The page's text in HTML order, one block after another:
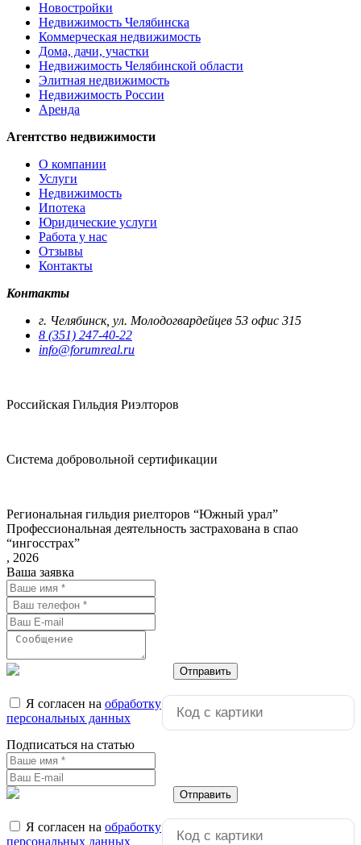
Новостройки
Недвижимость Челябинска
Коммерческая недвижимость
Дома, дачи, участки
Недвижимость Челябинской области
Элитная недвижимость
Недвижимость России
Аренда
Агентство недвижимости
О компании
Услуги
Недвижимость
Ипотека
Юридические услуги
Работа у нас
Отзывы
Контакты
Контакты
г. Челябинск, ул. Молодогвардейцев 53 офис 315
8 (351) 247-40-22
info@forumreal.ru
Российская Гильдия Риэлторов
Система добровольной сертификации
Региональная гильдия риелторов “Южный урал”
Профессиональная деятельность застрахована в спао
“ингосстрах”
, 2026
Ваша заявка
Отправить
Я согласен на обработку
персональных данных
Подписаться на статью
Отправить
Я согласен на обработку
персональных данных